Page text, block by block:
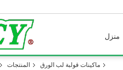
منزل
المنتجات ماكينات قولبة لب الورق